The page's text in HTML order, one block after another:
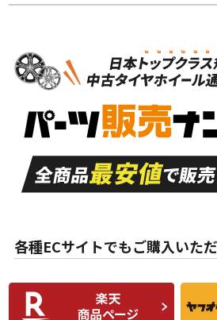
S
品）
S
A
走行距離も少なく、
目立つ傷もほとんど
ない中古品
A
な中古品
C
比較的きれいな中古
品
C
スタッドレスタイヤホイールセット
各種ECサイトでもご購入いた